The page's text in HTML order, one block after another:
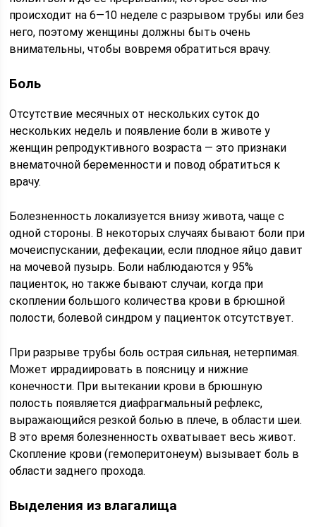
происходит на 6—10 неделе с разрывом трубы или без
него, поэтому женщины должны быть очень
внимательны, чтобы вовремя обратиться врачу.
Боль
Отсутствие месячных от нескольких суток до
нескольких недель и появление боли в животе у
женщин репродуктивного возраста — это признаки
внематочной беременности и повод обратиться к
врачу.
Болезненность локализуется внизу живота, чаще с
одной стороны. В некоторых случаях бывают боли при
мочеиспускании, дефекации, если плодное яйцо давит
на мочевой пузырь. Боли наблюдаются у 95%
пациенток, но также бывают случаи, когда при
скоплении большого количества крови в брюшной
полости, болевой синдром у пациенток отсутствует.
При разрыве трубы боль острая сильная, нетерпимая.
Может иррадиировать в поясницу и нижние
конечности. При вытекании крови в брюшную
полость появляется диафрагмальный рефлекс,
выражающийся резкой болью в плече, в области шеи.
В это время болезненность охватывает весь живот.
Скопление крови (гемоперитонеум) вызывает боль в
области заднего прохода.
Выделения из влагалища